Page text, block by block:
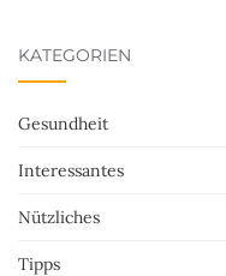
KATEGORIEN
Gesundheit
Interessantes
Nützliches
Tipps